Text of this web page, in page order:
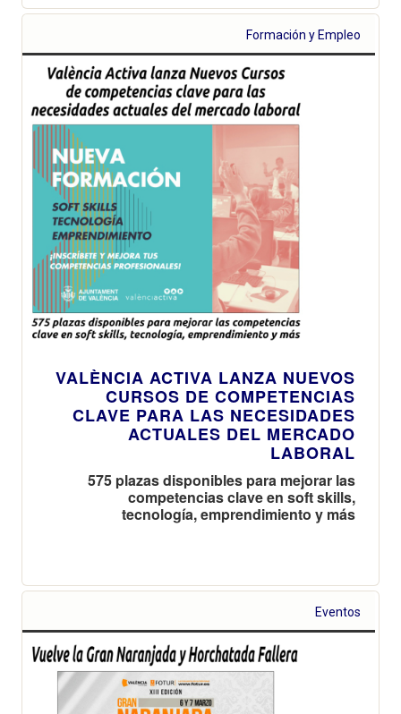
Formación y Empleo
VALÈNCIA ACTIVA LANZA NUEVOS
CURSOS DE COMPETENCIAS
CLAVE PARA LAS NECESIDADES
ACTUALES DEL MERCADO
LABORAL
575 plazas disponibles para mejorar las
competencias clave en soft skills,
tecnología, emprendimiento y más
Eventos